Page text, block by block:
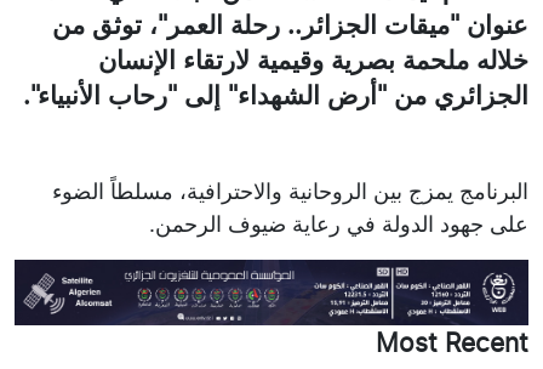
عنوان "ميقات الجزائر.. رحلة العمر"، توثق من
خلاله ملحمة بصرية وقيمية لارتقاء الإنسان
الجزائري من "أرض الشهداء" إلى "رحاب الأنبياء".
البرنامج يمزج بين الروحانية والاحترافية، مسلطاً الضوء
على جهود الدولة في رعاية ضيوف الرحمن.
Most Recent